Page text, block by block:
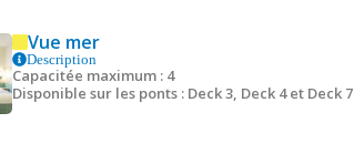
Vue mer
Description
Capacitée maximum : 4
Disponible sur les ponts : Deck 3, Deck 4 et Deck 7